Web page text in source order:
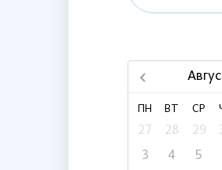
ПН ВТ СР
27 28 29
3
4 5